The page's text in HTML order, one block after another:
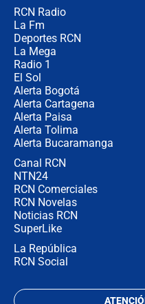
RCN Radio
La Fm
Deportes RCN
La Mega
Radio 1
El Sol
Alerta Bogotá
Alerta Cartagena
Alerta Paisa
Alerta Tolima
Alerta Bucaramanga
Canal RCN
NTN24
RCN Comerciales
RCN Novelas
Noticias RCN
SuperLike
La República
RCN Social